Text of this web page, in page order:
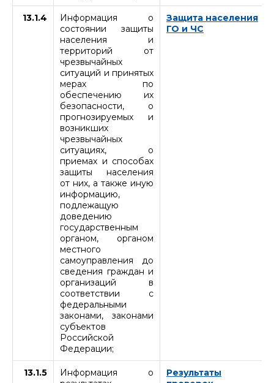
13.1.4
Информация о
состоянии защиты
населения и
территорий от
чрезвычайных
ситуаций и принятых
мерах по
обеспечению их
безопасности, о
прогнозируемых и
возникших
чрезвычайных
ситуациях, о
приемах и способах
защиты населения
от них, а также иную
информацию,
подлежащую
доведению
государственным
органом, органом
местного
самоуправления до
сведения граждан и
организаций в
соответствии с
федеральными
законами, законами
субъектов
Российской
Федерации;
Защита населения
ГО и ЧС
13.1.5
Информация о
Результаты